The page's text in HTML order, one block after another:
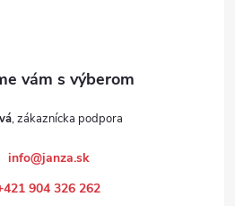
info@janza.sk
904 326 262